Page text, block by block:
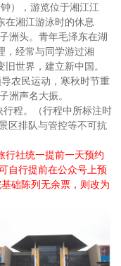
），游览位于湘江江
在湘江游泳时的休息
洲头。青年毛泽东在湖
，经常与同学游过湘
世界，建立新中国。
农民运动，寒秋时节重
洲声名大振。
程。（行程中所标注时
区排队与管控等不可抗
行社统一提前一天预约
自行提前在公众号上预
础陈列无余票，则改为